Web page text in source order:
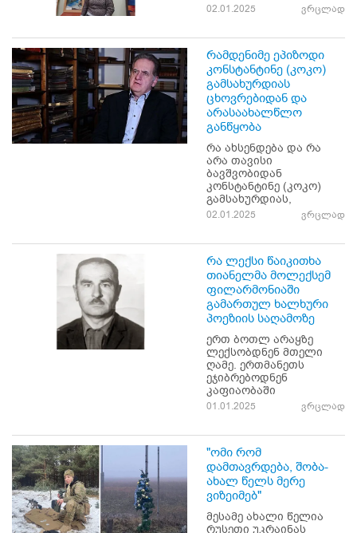
02.01.2025 ვრცლად
რამდენიმე ეპიზოდი
კონსტანტინე (კოკო)
გამსახურდიას
ცხოვრებიდან და
არასაახალწლო
განწყობა
რა ახსენდება და რა
არა თავისი
ბავშვობიდან
კონსტანტინე (კოკო)
გამსახურდიას,
02.01.2025 ვრცლად
რა ლექსი წაიკითხა
თიანელმა მოლექსემ
ფილარმონიაში
გამართულ ხალხური
პოეზიის საღამოზე
ერთ ბოთლ არაყზე
ლექსობდნენ მთელი
ღამე. ერთმანეთს
ეჯიბრებოდნენ
კაფიაობაში
01.01.2025 ვრცლად
"ომი რომ
დამთავრდება, შობა-
ახალ წელს მერე
ვიზეიმებ"
მესამე ახალი წელია
რუსეთი უკრაინას